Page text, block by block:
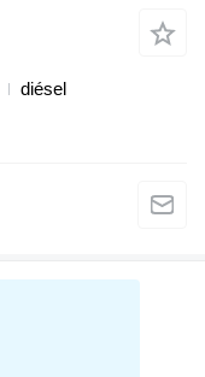
diésel